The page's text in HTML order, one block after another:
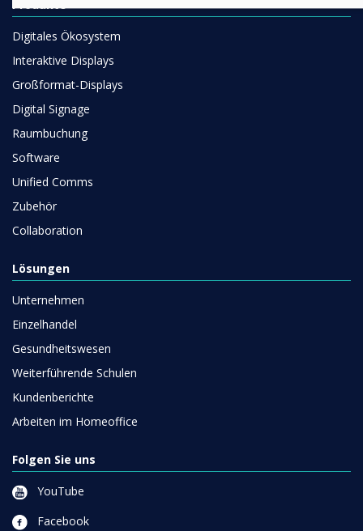
Produkte
Digitales Ökosystem
Interaktive Displays
Großformat-Displays
Digital Signage
Raumbuchung
Software
Unified Comms
Zubehör
Collaboration
Lösungen
Unternehmen
Einzelhandel
Gesundheitswesen
Weiterführende Schulen
Kundenberichte
Arbeiten im Homeoffice
Folgen Sie uns
YouTube
Facebook